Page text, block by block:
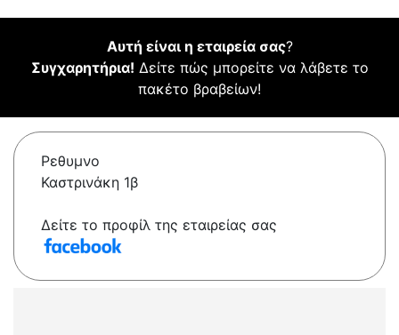
Αυτή είναι η εταιρεία σας?
Συγχαρητήρια! Δείτε πώς μπορείτε να λάβετε το
πακέτο βραβείων!
Ρεθυμνο
Καστρινάκη 1β
Δείτε το προφίλ της εταιρείας σας